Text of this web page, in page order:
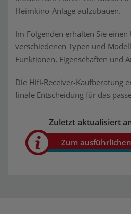
Heimkino-Anlage aufzubauen.
Im Folgenden erhalten Sie
verschiedenen Typen und
Funktionen, Eigenschaften und
Die Hifi-Receiver-Kaufberatung
finale Entscheidung für das
Zuletzt aktualisiert
Zum